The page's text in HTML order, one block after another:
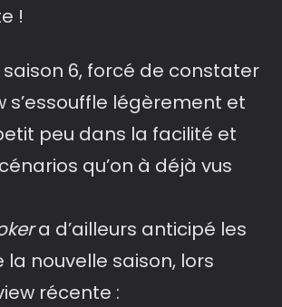
!
6, forcé de constater
s’essouffle légèrement et
peu dans la facilité et
qu’on à déjà vus
a d’ailleurs anticipé les
la nouvelle saison, lors
récente :